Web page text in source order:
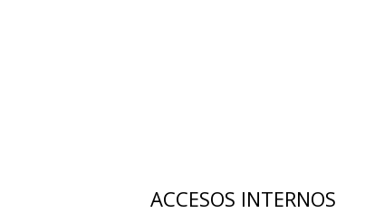
ACCESOS INTERNOS